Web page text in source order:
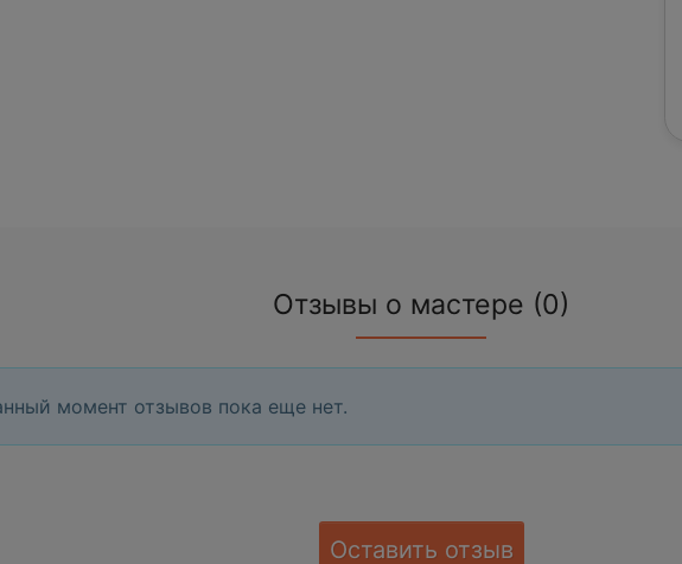
Отзывы о мастере (0)
момент отзывов пока еще нет.
Оставить отзыв